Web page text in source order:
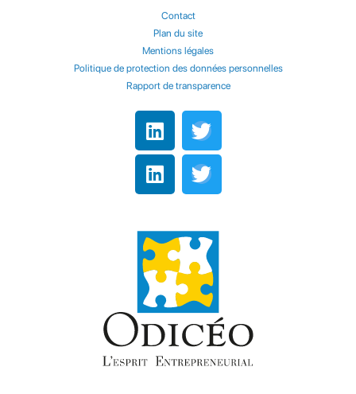
Contact
Plan du site
Mentions légales
Politique de protection des données personnelles
Rapport de transparence